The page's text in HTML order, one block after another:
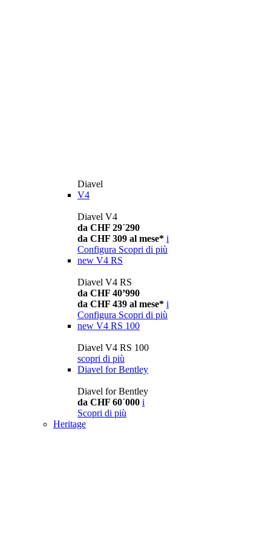
Diavel
V4
Diavel V4
da CHF 29´290
da CHF 309 al mese* i
Configura Scopri di più
new V4 RS
Diavel V4 RS
da CHF 40’990
da CHF 439 al mese* i
Configura Scopri di più
new V4 RS 100
Diavel V4 RS 100
scopri di più
Diavel for Bentley
Diavel for Bentley
da CHF 60´000 i
Scopri di più
Heritage